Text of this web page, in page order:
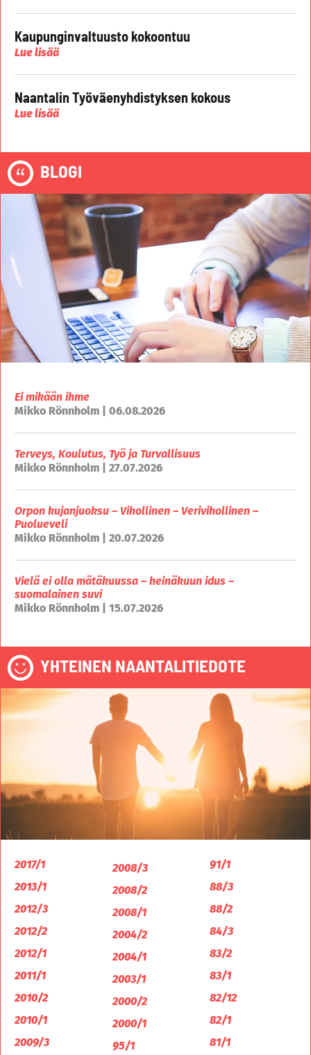
Kaupunginvaltuusto kokoontuu
Lue lisää
Naantalin Työväenyhdistyksen kokous
Lue lisää
BLOGI
Ei mikään ihme
Mikko Rönnholm | 06.08.2026
Terveys, Koulutus, Työ ja Turvallisuus
Mikko Rönnholm | 27.07.2026
Orpon kujanjuoksu – Vihollinen – Verivihollinen –
Puolueveli
Mikko Rönnholm | 20.07.2026
Vielä ei olla mätäkuussa – heinäkuun idus –
suomalainen suvi
Mikko Rönnholm | 15.07.2026
YHTEINEN NAANTALITIEDOTE
2017/1
2013/1
2012/3
2012/2
2012/1
2011/1
2010/2
2010/1
2009/3
2008/3
2008/2
2008/1
2004/2
2004/1
2003/1
2000/2
2000/1
95/1
91/1
88/3
88/2
84/3
83/2
83/1
82/12
82/1
81/1